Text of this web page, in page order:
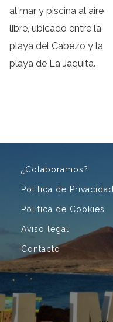
al mar y piscina al aire
libre, ubicado entre la
playa del Cabezo y la
playa de La Jaquita.
¿Colaboramos?
Política de Privacidad
Política de Cookies
Aviso legal
Contacto